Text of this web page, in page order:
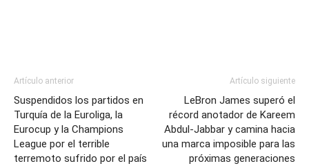
Artículo anterior
Suspendidos los partidos en
Turquía de la Euroliga, la
Eurocup y la Champions
League por el terrible
terremoto sufrido por el país
Artículo siguiente
LeBron James superó el
récord anotador de Kareem
Abdul-Jabbar y camina hacia
una marca imposible para las
próximas generaciones